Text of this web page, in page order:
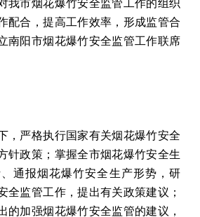
配合，提高工作效率，形成监管合
南阳市烟花爆竹安全监管工作联席
严格执行国家有关烟花爆竹安全
针政策；掌握全市烟花爆竹安全生
通报烟花爆竹安全生产形势，研
全监管工作，提出有关政策建议；
的加强烟花爆竹安全监管的建议，